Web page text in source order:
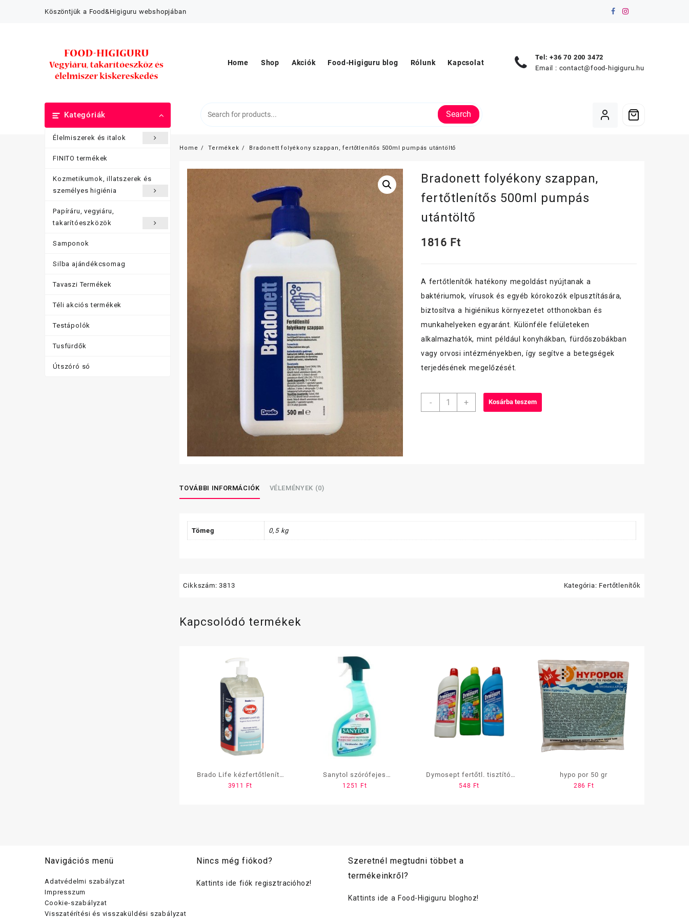
Köszöntjük a Food&Higiguru webshopjában
Home Shop Akciók Food-Higiguru blog Rólunk Kapcsolat
Tel: +36 70 200 3472
Email : contact@food-higiguru.hu
Kategóriák
Élelmiszerek és italok
FINITO termékek
Kozmetikumok, illatszerek és
személyes higiénia
Papíráru, vegyiáru,
takarítóeszközök
Samponok
Silba ajándékcsomag
Tavaszi Termékek
Téli akciós termékek
Testápolók
Tusfürdők
Útszóró só
Search
Home Termékek Bradonett folyékony szappan, fertőtlenítős 500ml pumpás utántöltő
Bradonett folyékony szappan,
fertőtlenítős 500ml pumpás
utántöltő
1816 Ft
A fertőtlenítők hatékony megoldást nyújtanak a
baktériumok, vírusok és egyéb kórokozók elpusztítására,
biztosítva a higiénikus környezetet otthonokban és
munkahelyeken egyaránt. Különféle felületeken
alkalmazhatók, mint például konyhákban, fürdőszobákban
vagy orvosi intézményekben, így segítve a betegségek
terjedésének megelőzését.
-
Bradonett+ Kosárba teszem
TOVÁBBI INFORMÁCIÓK VÉLEMÉNYEK (0)
Tömeg 0,5 kg
Cikkszám:3813 Kategória: Fertőtlenítők
Kapcsolódó termékek
Brado Life kézfertőtlenítő
gél,1500 ml, pumpás
3911 Ft
Sanytol szórófejes
fertőtlenítő felülettisztító
1251 Ft
Dymosept fertőtl. tisztító,
750 ml citrom
548 Ft
hypo por 50 gr
286 Ft
Navigációs menü
Adatvédelmi szabályzat
Impresszum
Cookie-szabályzat
Visszatérítési és visszaküldési szabályzat
Nincs még fiókod?
Kattints ide fiók regisztracióhoz!
Szeretnél megtudni többet a
termékeinkről?
Kattints ide a Food-Higiguru bloghoz!